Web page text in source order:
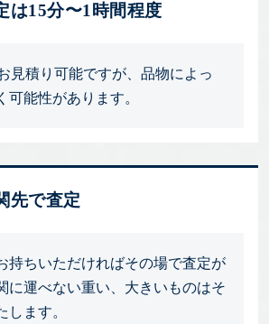
は15分〜1時間程度
見積り可能ですが、品物によっ
可能性があります。
先で査定
持ちいただければその場で査定が
に運べない重い、大きいものはそ
します。